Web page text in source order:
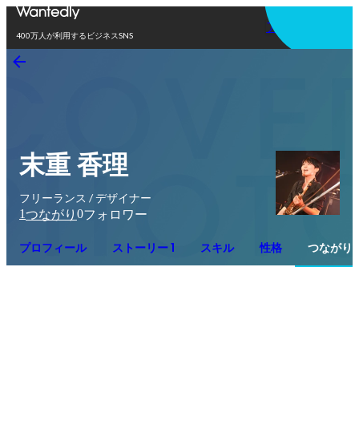
400万人が利用するビジネスSNS
アプリを使う
末重 香理
フリーランス / デザイナー
1つながり 0フォロワー
プロフィール ストーリー 1 スキル 性格 つながり